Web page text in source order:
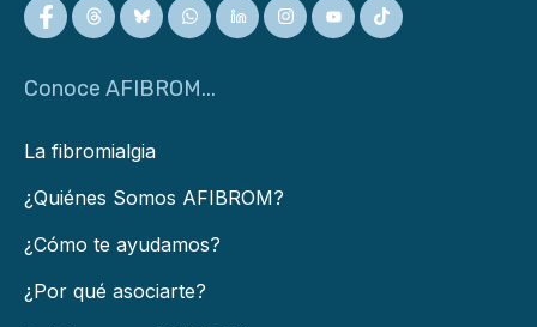
Conoce AFIBROM...
La fibromialgia
¿Quiénes Somos AFIBROM?
¿Cómo te ayudamos?
¿Por qué asociarte?